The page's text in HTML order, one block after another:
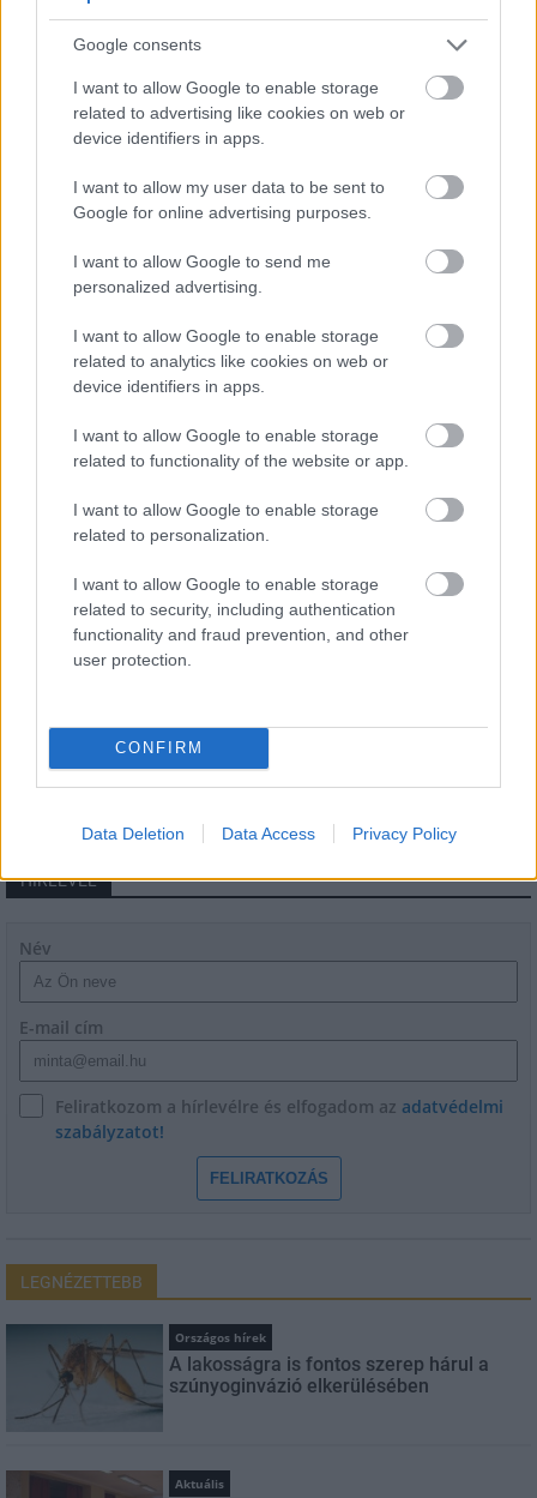
Google consents
I want to allow Google to enable storage
related to advertising like cookies on web or
device identifiers in apps.
I want to allow my user data to be sent to
Google for online advertising purposes.
I want to allow Google to send me
personalized advertising.
I want to allow Google to enable storage
related to analytics like cookies on web or
device identifiers in apps.
I want to allow Google to enable storage
related to functionality of the website or app.
I want to allow Google to enable storage
related to personalization.
I want to allow Google to enable storage
related to security, including authentication
functionality and fraud prevention, and other
user protection.
CONFIRM
Data Deletion Data Access Privacy Policy
Paks II.: Mit jelent az 5. blokk új mérföldköve a
felülvizsgálat árnyékában?
Megkezdődött az 5. blokk reaktorépületének alaplemez-
hogy a megváltozott gazdasági és geopolitikai környezetben
milyen feltételek mellett érdemes továbbvinni Magyarország
Elkészült a Liszt Ferenc repülőtér
közműhálózatának fejlesztése
Látlelet a hazai víziközművekről?
Egyetlen, fél évszázados vezetéken
múlt Bicske vízellátása
Mohács a csata ötszázadik
évfordulójára
Franciaország villamosenergia-
hálózatát
HÍRLEVÉL
Név
E-mail cím
Feliratkozom a hírlevélre és elfogadom az adatvédelmi
szabályzatot!
FELIRATKOZÁS
LEGNÉZETTEBB
Országos hírek
A lakosságra is fontos szerep hárul a
szúnyoginvázió elkerülésében
Aktuális